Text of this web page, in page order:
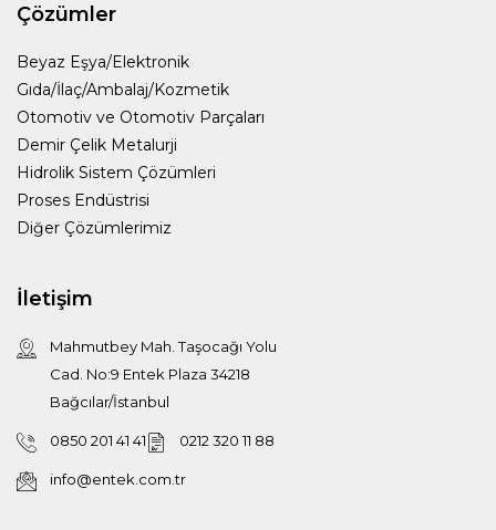
Çözümler
Beyaz Eşya/Elektronik
Gıda/İlaç/Ambalaj/Kozmetik
Otomotiv ve Otomotiv Parçaları
Demir Çelik Metalurji
Hidrolik Sistem Çözümleri
Proses Endüstrisi
Diğer Çözümlerimiz
İletişim
Mahmutbey Mah. Taşocağı Yolu
Cad. No:9 Entek Plaza 34218
Bağcılar/İstanbul
0850 201 41 41 0212 320 11 88
info@entek.com.tr